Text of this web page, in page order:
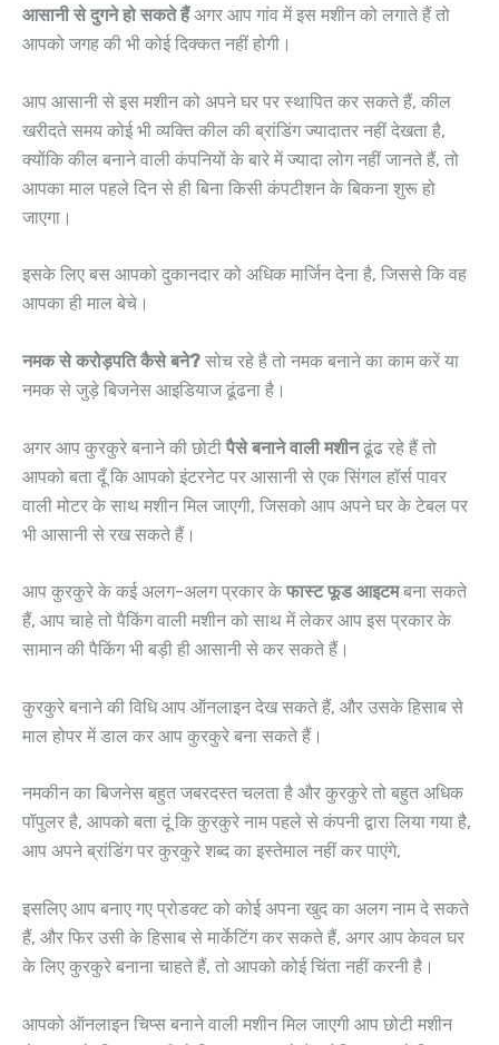
आसानी से दुगने हो सकते हैंअगर आप गांव में इस मशीन को लगाते हैं तो
आपको जगह की भी कोई दिक्कत नहीं होगी।
आप आसानी से इस मशीन को अपने घर पर स्थापित कर सकते हैं, कील
खरीदते समय कोई भी व्यक्ति कील की ब्रांडिंग ज्यादातर नहीं देखता है,
क्योंकि कील बनाने वाली कंपनियों के बारे में ज्यादा लोग नहीं जानते हैं, तो
आपका माल पहले दिन से ही बिना किसी कंपटीशन के बिकना शुरू हो
जाएगा।
इसके लिए बस आपको दुकानदार को अधिक मार्जिन देना है, जिससे कि वह
आपका ही माल बेचे।
नमक से करोड़पति कैसे बने? सोच रहे है तो नमक बनाने का काम करें या
नमक से जुड़े बिजनेस आइडियाज ढूंढना है।
अगर आप कुरकुरे बनाने की छोटी पैसे बनाने वाली मशीनढूंढ रहे हैं तो
आपको बता दूँ कि आपको इंटरनेट पर आसानी से एक सिंगल हॉर्स पावर
वाली मोटर के साथ मशीन मिल जाएगी, जिसको आप अपने घर के टेबल पर
भी आसानी से रख सकते हैं।
आप कुरकुरे के कई अलग-अलग प्रकार के फास्ट फूड आइटमबना सकते
हैं, आप चाहे तो पैकिंग वाली मशीन को साथ में लेकर आप इस प्रकार के
सामान की पैकिंग भी बड़ी ही आसानी से कर सकते हैं।
कुरकुरे बनाने की विधि आप ऑनलाइन देख सकते हैं, और उसके हिसाब से
माल होपर में डाल कर आप कुरकुरे बना सकते हैं।
नमकीन का बिजनेस बहुत जबरदस्त चलता है और कुरकुरे तो बहुत अधिक
पॉपुलर है, आपको बता दूं कि कुरकुरे नाम पहले से कंपनी द्वारा लिया गया है,
आप अपने ब्रांडिंग पर कुरकुरे शब्द का इस्तेमाल नहीं कर पाएंगे,
इसलिए आप बनाए गए प्रोडक्ट को कोई अपना खुद का अलग नाम दे सकते
हैं, और फिर उसी के हिसाब से मार्केटिंग कर सकते हैं, अगर आप केवल घर
के लिए कुरकुरे बनाना चाहते हैं, तो आपको कोई चिंता नहीं करनी है।
आपको ऑनलाइन चिप्स बनाने वाली मशीन मिल जाएगी आप छोटी मशीन